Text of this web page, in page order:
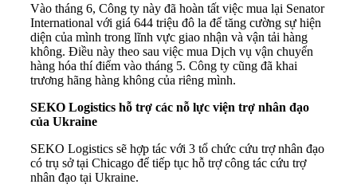
Vào tháng 6, Công ty này đã hoàn tất việc mua lại Senator
International với giá 644 triệu đô la để tăng cường sự hiện
diện của mình trong lĩnh vực giao nhận và vận tải hàng
không. Điều này theo sau việc mua Dịch vụ vận chuyển
hàng hóa thí điểm vào tháng 5. Công ty cũng đã khai
trương hãng hàng không của riêng mình.
SEKO Logistics hỗ trợ các nỗ lực viện trợ nhân đạo
của Ukraine
SEKO Logistics sẽ hợp tác với 3 tổ chức cứu trợ nhân đạo
có trụ sở tại Chicago để tiếp tục hỗ trợ công tác cứu trợ
nhân đạo tại Ukraine.